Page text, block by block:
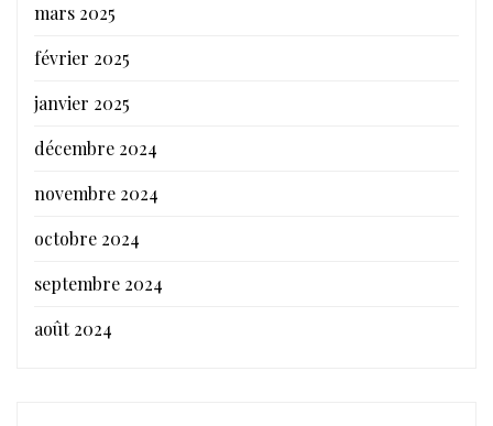
mars 2025
février 2025
janvier 2025
décembre 2024
novembre 2024
octobre 2024
septembre 2024
août 2024